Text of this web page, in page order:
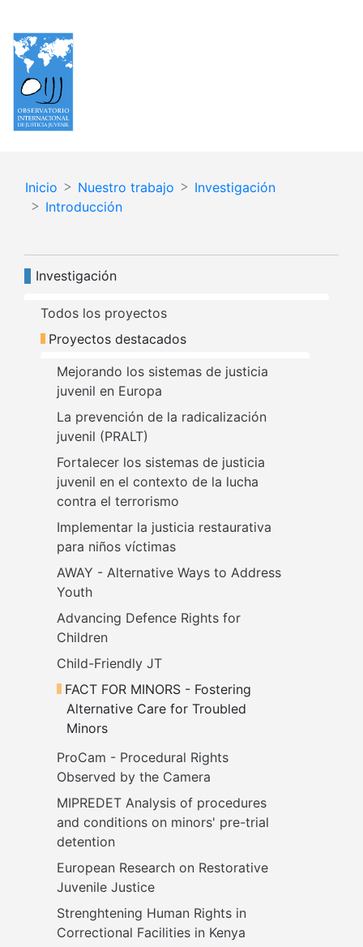
contenido
principal
Inicio Nuestro trabajo
Investigación
Introducción
Investigación
Todos los proyectos
Proyectos destacados
Mejorando los sistemas de justicia
juvenil en Europa
La prevención de la radicalización
juvenil (PRALT)
Fortalecer los sistemas de justicia
juvenil en el contexto de la lucha
contra el terrorismo
Implementar la justicia restaurativa
para niños víctimas
AWAY - Alternative Ways to Address
Youth
Advancing Defence Rights for
Children
Child-Friendly JT
FACT FOR MINORS - Fostering
Alternative Care for Troubled
Minors
ProCam - Procedural Rights
Observed by the Camera
MIPREDET Analysis of procedures
and conditions on minors' pre-trial
detention
European Research on Restorative
Juvenile Justice
Strenghtening Human Rights in
Correctional Facilities in Kenya